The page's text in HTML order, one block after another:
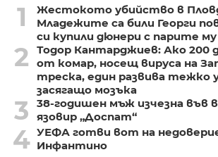
1
Жестокото убийство в
Младежите са били Георги
си купили дюнери с парите му
2
Тодор Кантарджиев: Ако 200
от комар, носещ вируса на
треска, един развива тежко
засягащо мозъка
3
38-годишен мъж изчезна във
язовир „Доспат“
4 УЕФА готви вот на
Инфантино